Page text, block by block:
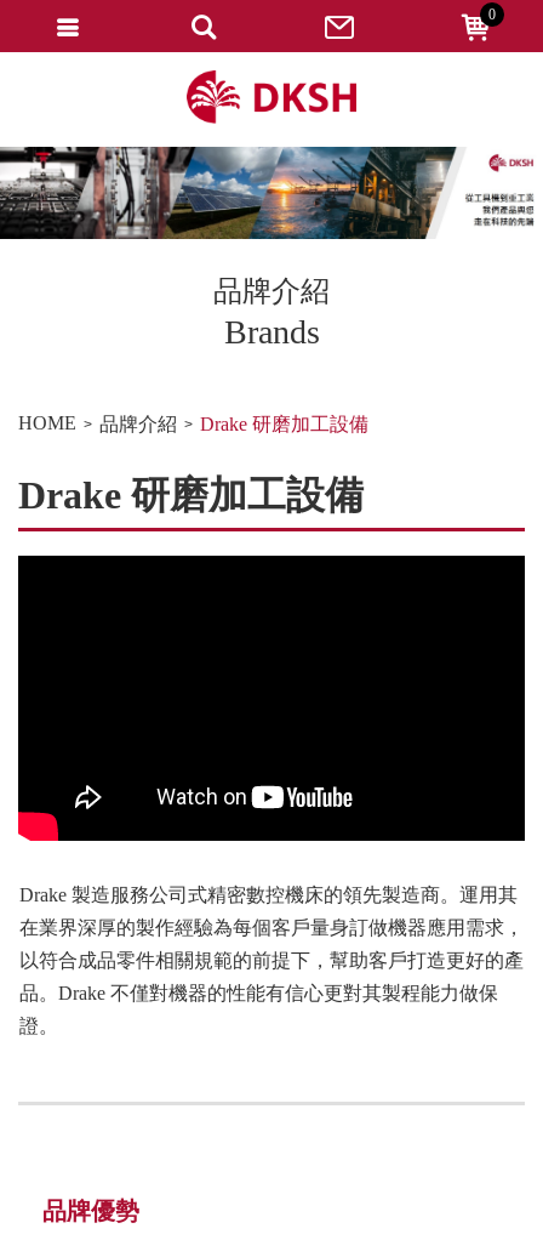
品牌介紹
Brands
HOME 品牌介紹 Drake 研磨加工設備
Drake 研磨加工設備
Drake 製造服務公司式精密數控機床的領先製造商。運用其
在業界深厚的製作經驗為每個客戶量身訂做機器應用需求，
以符合成品零件相關規範的前提下，幫助客戶打造更好的產
品。Drake 不僅對機器的性能有信心更對其製程能力做保
證。
品牌優勢
0
忘記密碼
變更密碼
匯款通知